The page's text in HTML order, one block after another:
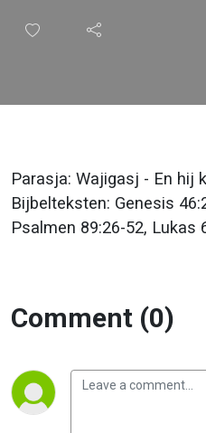
Parasja: Wajigasj - En hij
Bijbelteksten: Genesis
Psalmen 89:26-52, Lukas
Comment (0)